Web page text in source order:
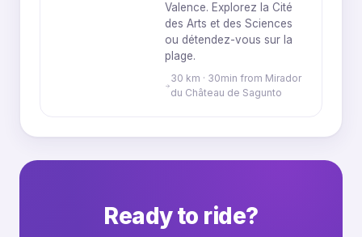
Valence. Explorez la Cité
des Arts et des Sciences
ou détendez-vous sur la
plage.
30 km · 30min from Mirador
du Château de Sagunto
Ready to ride?